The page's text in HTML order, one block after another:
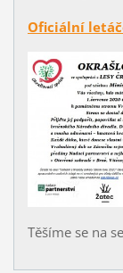
Oficiální
Těšíme se na